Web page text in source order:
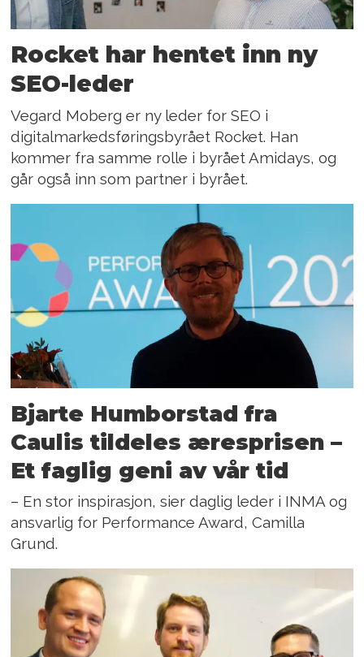
Rocket har hentet inn ny
SEO-leder
Vegard Moberg er ny leder for SEO i
digitalmarkedsføringsbyrået Rocket. Han
kommer fra samme rolle i byrået Amidays, og
går også inn som partner i byrået.
Bjarte Humborstad fra
Caulis tildeles æresprisen –
Et faglig geni av vår tid
– En stor inspirasjon, sier daglig leder i INMA og
ansvarlig for Performance Award, Camilla
Grund.